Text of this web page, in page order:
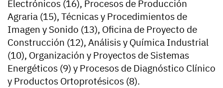
Electrónicos (16), Procesos de Producción
Agraria (15), Técnicas y Procedimientos de
Imagen y Sonido (13), Oficina de Proyecto de
Construcción (12), Análisis y Química Industrial
(10), Organización y Proyectos de Sistemas
Energéticos (9) y Procesos de Diagnóstico Clínico
y Productos Ortoprotésicos (8).